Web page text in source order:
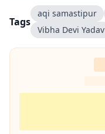
Tags
aqi samastipur
Vibha Devi Yadav